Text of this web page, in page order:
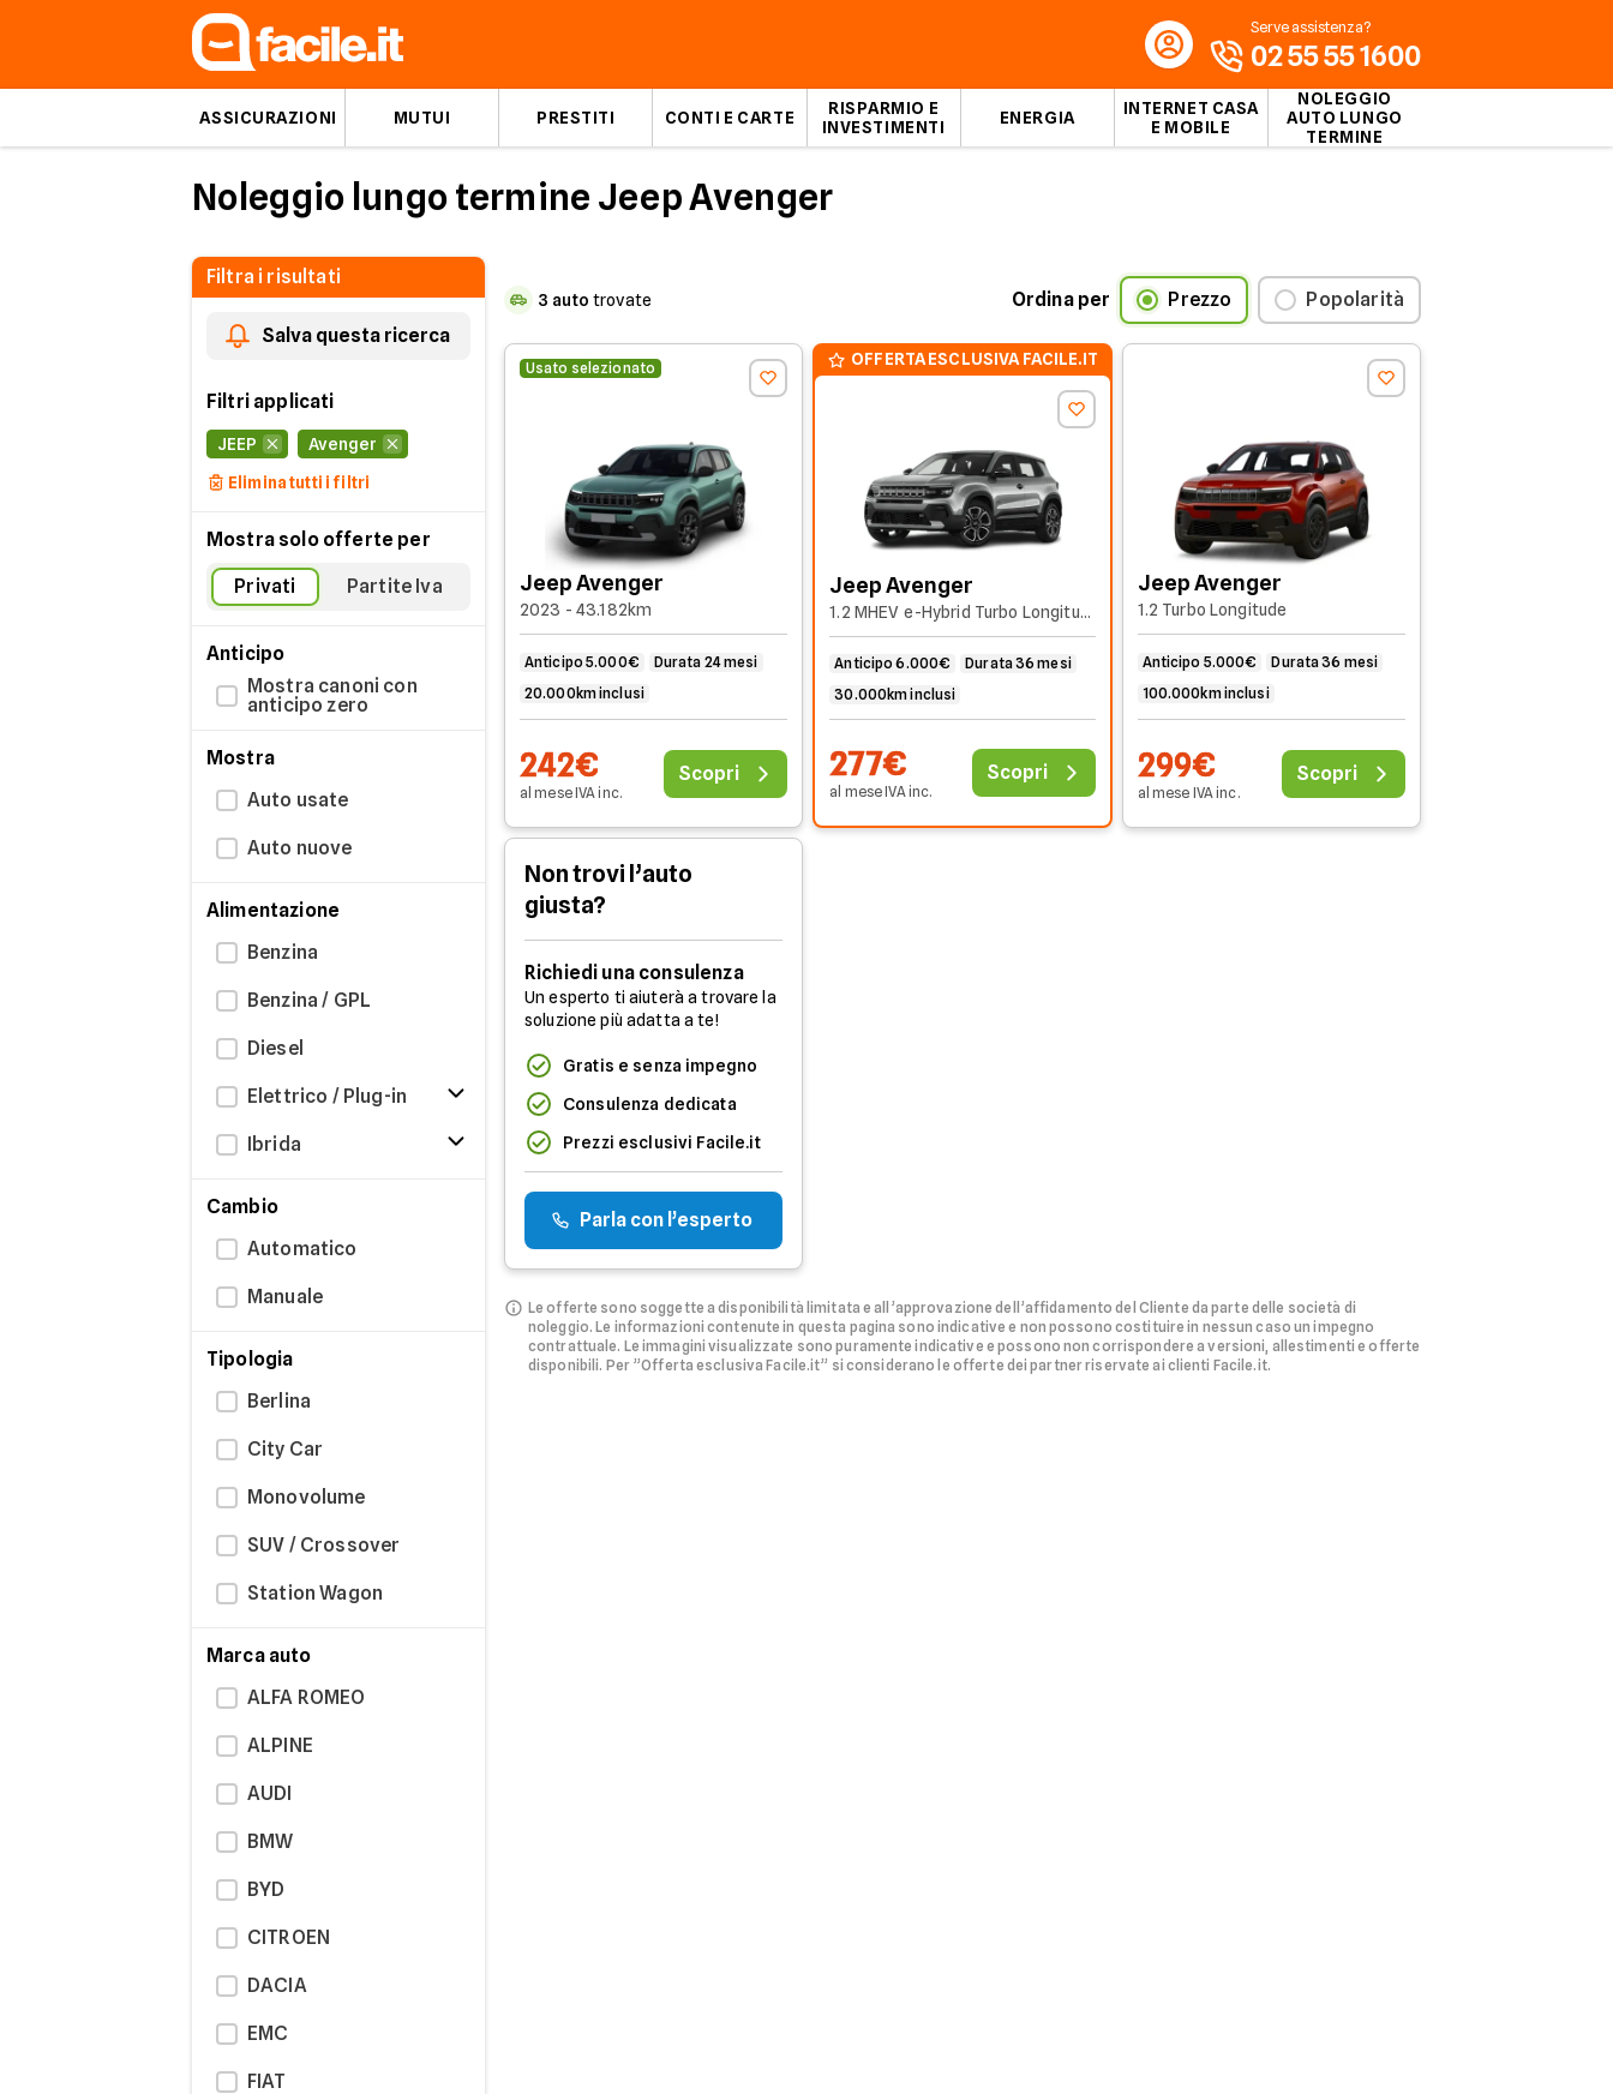
ASSICURAZIONI MUTUI PRESTITI CONTI E CARTE
RISPARMIO E
INVESTIMENTI
ENERGIA
INTERNET CASA
E MOBILE
NOLEGGIO
AUTO LUNGO
TERMINE
Serve assistenza?
02 55 55 1600
Noleggio lungo termine Jeep Avenger
Filtra i risultati
Salva questa ricerca
Filtri applicati
JEEP
Avenger
Elimina tutti i filtri
Mostra solo offerte per
Privati Partite Iva
Anticipo
Mostra canoni con
anticipo zero
Mostra
Auto usate
Auto nuove
Alimentazione
Benzina
Benzina / GPL
Diesel
Elettrico / Plug-in
Ibrida
Cambio
Automatico
Manuale
Tipologia
Berlina
City Car
Monovolume
SUV / Crossover
Station Wagon
Marca auto
ALFA ROMEO
ALPINE
AUDI
BMW
BYD
CITROEN
DACIA
EMC
FIAT
3 auto trovate Ordina per Prezzo Popolarità
Usato selezionato
Jeep Avenger
2023 - 43.182km
Anticipo 5.000€
Durata 24 mesi
20.000km inclusi
242€
al meseIVAinc.
Scopri
OFFERTA ESCLUSIVA FACILE.IT
Jeep Avenger
1.2 MHEV e-Hybrid Turbo Longitude
Anticipo 6.000€
Durata 36 mesi
30.000km inclusi
277€
al meseIVAinc.
Scopri
Jeep Avenger
1.2 Turbo Longitude
Anticipo 5.000€
Durata 36 mesi
100.000km inclusi
299€
al mese IVAinc.
Scopri
Non trovi l’auto
giusta?
Richiedi una consulenza
Un esperto ti aiuterà a trovare la
soluzione più adatta a te!
Gratis e senza impegno
Consulenza dedicata
Prezzi esclusivi Facile.it
Parla con l’esperto
Le offerte sono soggette a disponibilità limitata e all’approvazione dell’affidamento del Cliente da parte delle società di
noleggio. Le informazioni contenute in questa pagina sono indicative e non possono costituire in nessun caso un impegno
contrattuale. Le immagini visualizzate sono puramente indicative e possono non corrispondere a versioni, allestimenti e offerte
disponibili. Per ”Offerta esclusiva Facile.it” si considerano le offerte dei partner riservate ai clienti Facile.it.